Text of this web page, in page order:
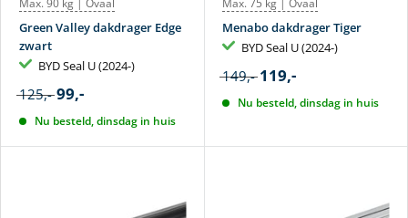
Max. 90 kg | Ovaal
Green Valley dakdrager Edge
zwart
BYD Seal U (2024-)
125,- 99,-
Nu besteld, dinsdag in huis
Max. 75 kg | Ovaal
Menabo dakdrager Tiger
BYD Seal U (2024-)
149,- 119,-
Nu besteld, dinsdag in huis